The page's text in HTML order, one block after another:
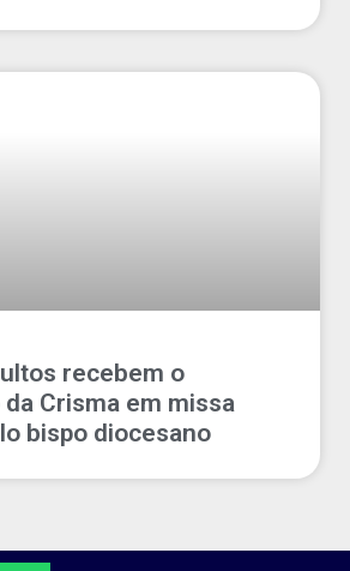
recebem o
Crisma em missa
bispo diocesano